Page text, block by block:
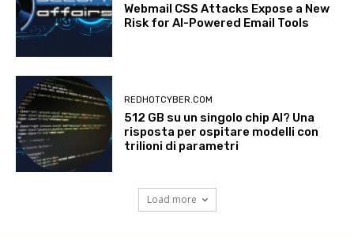
Webmail CSS Attacks Expose a New
Risk for AI-Powered Email Tools
REDHOTCYBER.COM
512 GB su un singolo chip AI? Una
risposta per ospitare modelli con
trilioni di parametri
Load more